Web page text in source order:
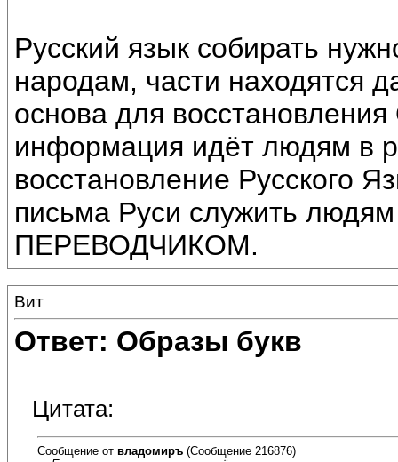
Русский язык собирать
народам, части находятся
основа для
информация идёт людям в
восстановление Русского
письма Руси служить
ПЕРЕВОДЧИКОМ.
Вит
Ответ: Образы букв
Цитата:
Сообщение от владомиръ (Сообщение 216876)